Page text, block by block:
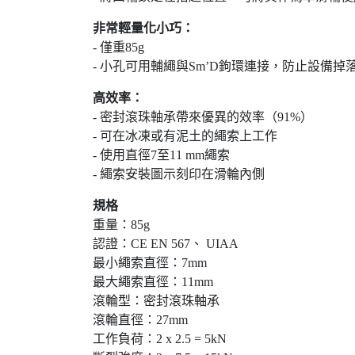
非常輕量化小巧：
- 僅重85g
- 小孔可用輔繩與Sm’D鉤環連接，防止設備掉
高效率：
- 密封滾珠軸承帶來優異的效率（91%）
- 可在冰凍或有泥土的繩索上工作
- 使用直徑7至11 mm繩索
- 繩索安裝圖示刻印在滑輪內側
規格
重量：85g
認證：CE EN 567、 UIAA
最小繩索直徑：7mm
最大繩索直徑：11mm
滾輪型：密封滾珠軸承
滾輪直徑：27mm
工作負荷：2 x 2.5 = 5kN